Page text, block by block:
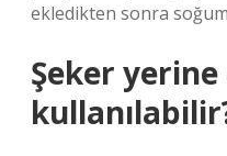
ekledikten sonra
Şeker